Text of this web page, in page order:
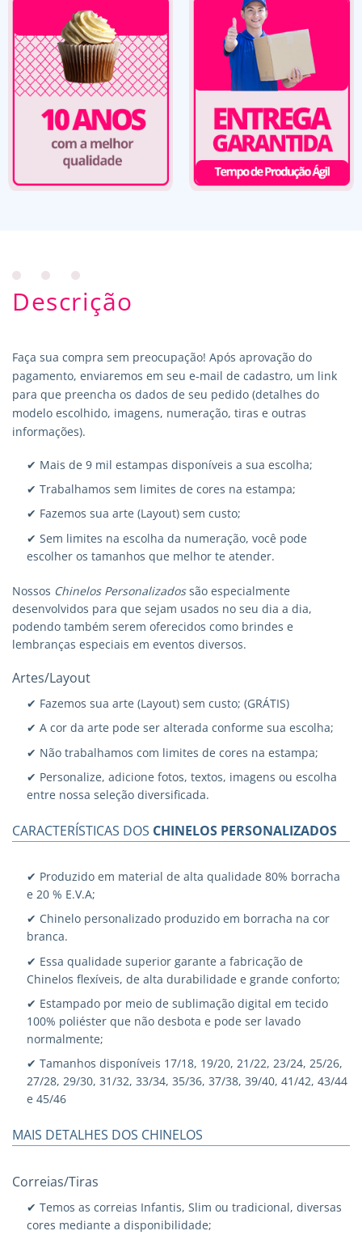
Descrição
Faça sua compra sem preocupação! Após aprovação do
pagamento, enviaremos em seu e-mail de cadastro, um link
para que preencha os dados de seu pedido (detalhes do
modelo escolhido, imagens, numeração, tiras e outras
informações).
✔ Mais de 9 mil estampas disponíveis a sua escolha;
✔ Trabalhamos sem limites de cores na estampa;
✔ Fazemos sua arte (Layout) sem custo;
✔ Sem limites na escolha da numeração, você pode
escolher os tamanhos que melhor te atender.
Nossos Chinelos Personalizadossão especialmente
desenvolvidos para que sejam usados no seu dia a dia,
podendo também serem oferecidos como brindes e
lembranças especiais em eventos diversos.
Artes/Layout
✔ Fazemos sua arte (Layout) sem custo; (GRÁTIS)
✔ A cor da arte pode ser alterada conforme sua escolha;
✔ Não trabalhamos com limites de cores na estampa;
✔ Personalize, adicione fotos, textos, imagens ou escolha
entre nossa seleção diversificada.
CARACTERÍSTICAS DOS CHINELOS PERSONALIZADOS
✔ Produzido em material de alta qualidade 80% borracha
e 20 % E.V.A;
✔ Chinelo personalizado produzido em borracha na cor
branca.
✔ Essa qualidade superior garante a fabricação de
Chinelos flexíveis, de alta durabilidade e grande conforto;
✔ Estampado por meio de sublimação digital em tecido
100% poliéster que não desbota e pode ser lavado
normalmente;
✔ Tamanhos disponíveis 17/18, 19/20, 21/22, 23/24, 25/26,
27/28, 29/30, 31/32, 33/34, 35/36, 37/38, 39/40, 41/42, 43/44
e 45/46
MAIS DETALHES DOS CHINELOS
Correias/Tiras
✔ Temos as correias Infantis, Slim ou tradicional, diversas
cores mediante a disponibilidade;